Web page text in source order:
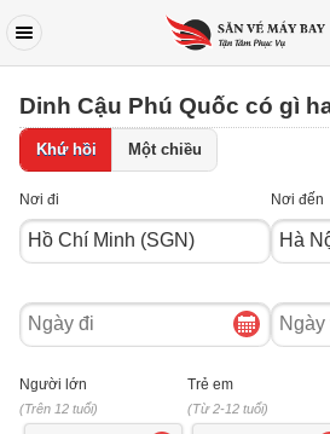
Dinh Cậu Phú Quốc có gì
Khứ hồi Một chiều
Nơi đi Nơi đến
Ngày
đi
Ngày
về
Người lớn
(Trên 12 tuổi)
Trẻ em
(Từ 2-12 tuổi)